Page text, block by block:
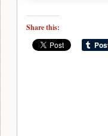
Share this: